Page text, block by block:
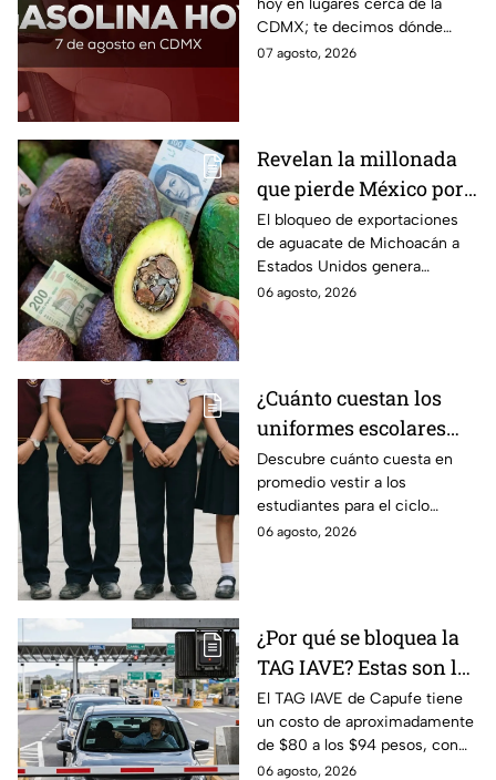
hoy en lugares cerca de la
CDMX; te decimos dónde
encontrarla más barata este
07 agosto, 2026
Revelan la millonada
que pierde México por
el bloqueo de Estados
Unidos al aguate de
Michoacán
El bloqueo de exportaciones
de aguacate de Michoacán a
Estados Unidos genera
pérdidas millonarias.
06 agosto, 2026
¿Cuánto cuestan los
uniformes escolares
para el regreso a clases
2026, según su grado?
Descubre cuánto cuesta en
promedio vestir a los
estudiantes para el ciclo
escolar 2026-2027 y consejos
06 agosto, 2026
¿Por qué se bloquea la
TAG IAVE? Estas son las
razones por las que no
pasa en la caseta
El TAG IAVE de Capufe tiene
un costo de aproximadamente
de $80 a los $94 pesos, con
IVA incluido; te compartimos
06 agosto, 2026